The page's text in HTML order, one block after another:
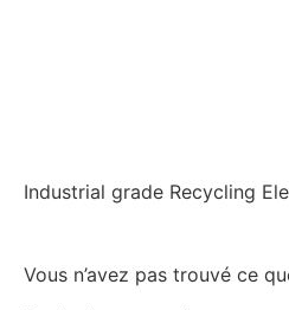
Industrial grade Recycling
Vous n’avez pas trouvé ce